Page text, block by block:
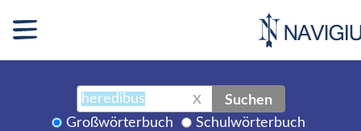
X Suchen
Großwörterbuch Schulwörterbuch